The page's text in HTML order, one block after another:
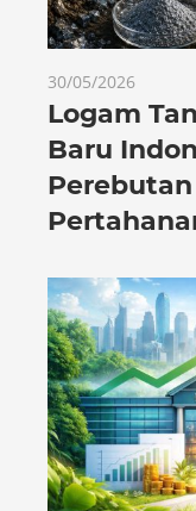
30/05/2026
Logam
Baru